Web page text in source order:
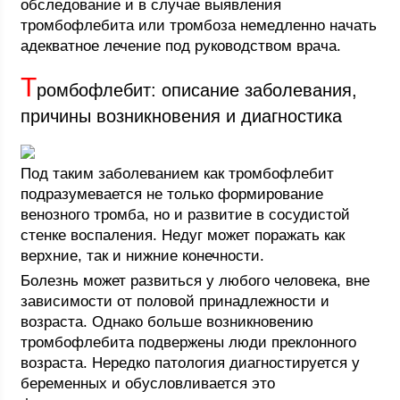
обследование и в случае выявления
тромбофлебита или тромбоза немедленно начать
адекватное лечение под руководством врача.
Тромбофлебит: описание заболевания,
причины возникновения и диагностика
Под таким заболеванием как тромбофлебит
подразумевается не только формирование
венозного тромба, но и развитие в сосудистой
стенке воспаления. Недуг может поражать как
верхние, так и нижние конечности.
Болезнь может развиться у любого человека, вне
зависимости от половой принадлежности и
возраста. Однако больше возникновению
тромбофлебита подвержены люди преклонного
возраста. Нередко патология диагностируется у
беременных и обусловливается это